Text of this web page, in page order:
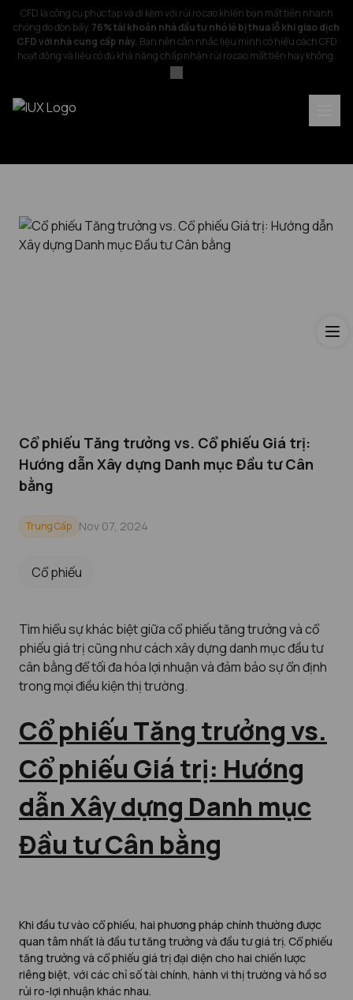
CFD là công cụ phức tạp và đi kèm với rủi ro cao khiến bạn mất tiền nhanh
chóng do đòn bẩy. 76% tài khoản nhà đầu tư nhỏ lẻ bị thua lỗ khi giao dịch
CFD với nhà cung cấp này. Bạn nên cân nhắc liệu mình có hiểu cách CFD
hoạt động và liệu có đủ khả năng chấp nhận rủi ro cao mất tiền hay không.
Cổ phiếu Tăng trưởng vs. Cổ phiếu Giá trị:
Hướng dẫn Xây dựng Danh mục Đầu tư Cân
bằng
Trung Cấp Nov 07, 2024
Cổ phiếu
Tìm hiểu sự khác biệt giữa cổ phiếu tăng trưởng và cổ
phiếu giá trị cũng như cách xây dựng danh mục đầu tư
cân bằng để tối đa hóa lợi nhuận và đảm bảo sự ổn định
trong mọi điều kiện thị trường.
Cổ phiếu Tăng trưởng vs.
Cổ phiếu Giá trị: Hướng
dẫn Xây dựng Danh mục
Đầu tư Cân bằng
Khi đầu tư vào cổ phiếu, hai phương pháp chính thường được
quan tâm nhất là đầu tư tăng trưởng và đầu tư giá trị. Cổ phiếu
tăng trưởng và cổ phiếu giá trị đại diện cho hai chiến lược
riêng biệt, với các chỉ số tài chính, hành vi thị trường và hồ sơ
rủi ro-lợi nhuận khác nhau.